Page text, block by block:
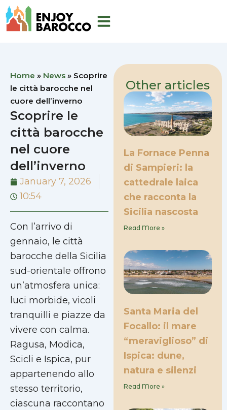
Skip
to
Home » News » Scoprire
le città barocche nel
cuore dell’inverno
Scoprire le
città barocche
nel cuore
dell’inverno
January 7, 2026
10:54
Con l’arrivo di
gennaio, le città
barocche della Sicilia
sud-orientale offrono
un’atmosfera unica:
luci morbide, vicoli
tranquilli e piazze da
vivere con calma.
Ragusa, Modica,
Scicli e Ispica, pur
appartenendo allo
stesso territorio,
ciascuna raccontano
Other articles
La Fornace Penna
di Sampieri: la
cattedrale laica
che racconta la
Sicilia nascosta
Read More »
Santa Maria del
Focallo: il mare
“meraviglioso” di
Ispica: dune,
natura e silenzi
Read More »